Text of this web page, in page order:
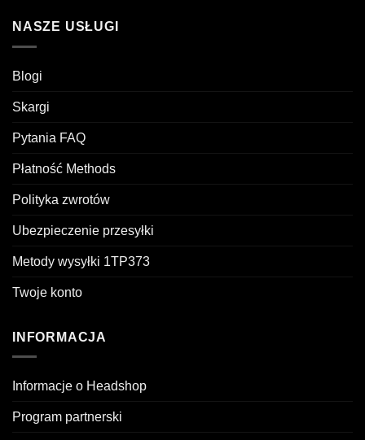
NASZE USŁUGI
Blogi
Skargi
Pytania FAQ
Płatność Methods
Polityka zwrotów
Ubezpieczenie przesyłki
Metody wysyłki 1TP373
Twoje konto
INFORMACJA
Informacje o Headshop
Program partnerski